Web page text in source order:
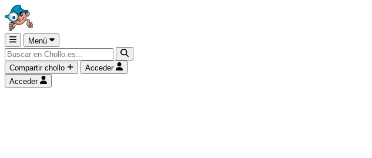
Menú
Compartir chollo
Acceder
Acceder